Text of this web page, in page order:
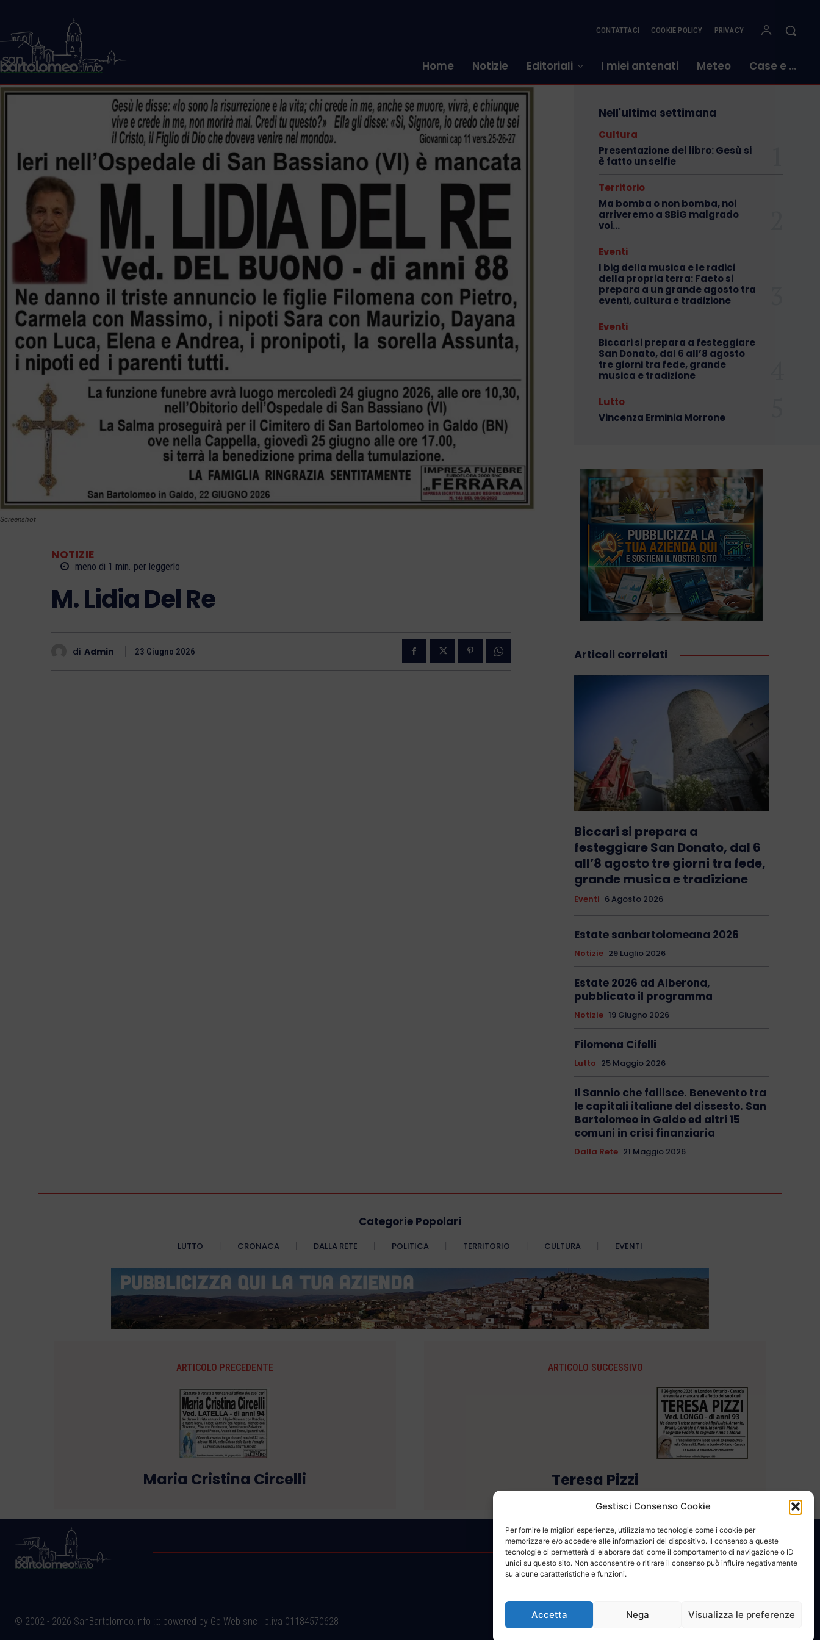
Gestisci Consenso Cookie
Per fornire le migliori esperienze, utilizziamo tecnologie come i cookie per
memorizzare e/o accedere alle informazioni del dispositivo. Il consenso a queste
tecnologie ci permetterà di elaborare dati come il comportamento di navigazione o ID
unici su questo sito. Non acconsentire o ritirare il consenso può influire negativamente
su alcune caratteristiche e funzioni.
Accetta Nega Visualizza le preferenze
CONTATTACI COOKIE POLICY PRIVACY
Home Notizie Editoriali I miei antenati Meteo Case e …
Screenshot
NOTIZIE
meno di 1 min. per leggerlo
M. Lidia Del Re
di Admin 23 Giugno 2026
Nell'ultima settimana
Cultura
Presentazione del libro: Gesù si
è fatto un selfie
Territorio
Ma bomba o non bomba, noi
arriveremo a SBiG malgrado
voi…
Eventi
I big della musica e le radici
della propria terra: Faeto si
prepara a un grande agosto tra
eventi, cultura e tradizione
Eventi
Biccari si prepara a festeggiare
San Donato, dal 6 all’8 agosto
tre giorni tra fede, grande
musica e tradizione
Lutto
Vincenza Erminia Morrone
Articoli correlati
Biccari si prepara a
festeggiare San Donato, dal 6
all’8 agosto tre giorni tra fede,
grande musica e tradizione
Eventi 6 Agosto 2026
Estate sanbartolomeana 2026
Notizie 29 Luglio 2026
Estate 2026 ad Alberona,
pubblicato il programma
Notizie 19 Giugno 2026
Filomena Cifelli
Lutto 25 Maggio 2026
Il Sannio che fallisce. Benevento tra
le capitali italiane del dissesto. San
Bartolomeo in Galdo ed altri 15
comuni in crisi finanziaria
Dalla Rete 21 Maggio 2026
Categorie Popolari
LUTTO CRONACA DALLA RETE POLITICA TERRITORIO CULTURA EVENTI
ARTICOLO PRECEDENTE
Maria Cristina Circelli
ARTICOLO SUCCESSIVO
Teresa Pizzi
CONTATTACI COOKIE POLICY PRIVACY
© 2002 - 2026 SanBartolomeo.info :::: powered by Go Web snc | p.iva 01184570628